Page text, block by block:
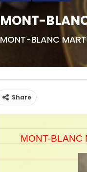
MONT-
MONT-BLANC
Share
MONT-BLANC